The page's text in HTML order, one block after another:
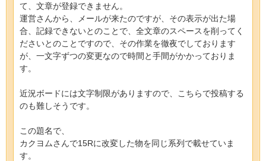
て、文章が登録できません。
運営さんから、メールが来たのですが、その表示が出た場
合、記録できないとのことで、全文章のスペースを削ってく
ださいとのことですので、その作業を徹夜でしております
が、一文字ずつの変更なので時間と手間がかかっておりま
す。
近況ボードには文字制限がありますので、こちらで投稿する
のも難しそうです。
この題名で、
カクヨムさんで15Rに改変した物を同じ系列で載せていま
す。